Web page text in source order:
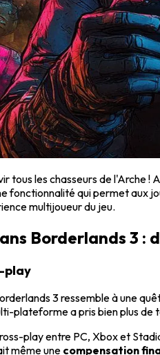
tous les chasseurs de
qui permet aux
multijoueur du jeu.
Borderlands 3
play
3 ressemble à une
plateforme a pris bien plus de
play entre PC, Xbox et
même une compensation